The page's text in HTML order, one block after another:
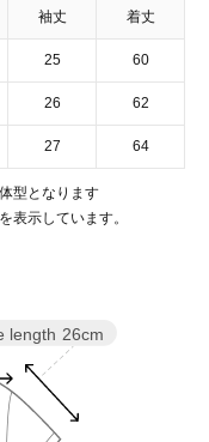
袖丈 着丈
25 60
26 62
27 64
型となります
表示しています。
length 26cm